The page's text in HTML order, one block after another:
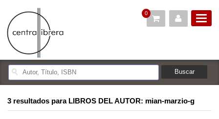
0
3 resultados para LIBROS DEL AUTOR: mian-marzio-g